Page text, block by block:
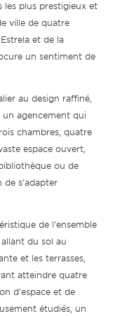
les plus prestigieux et
ville de quatre
et de la
un sentiment de
au design raffiné,
un agencement qui
chambres, quatre
espace ouvert,
ou de
de s'adapter
de l'ensemble
du sol au
et les terrasses,
atteindre quatre
d'espace et de
étudiés, un